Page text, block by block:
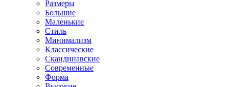
Размеры
Большие
Маленькие
Стиль
Минимализм
Классические
Скандинавские
Современные
Форма